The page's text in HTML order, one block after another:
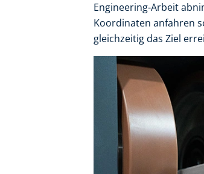
Engineering-Arbeit
Koordinaten anfahren
gleichzeitig das Ziel